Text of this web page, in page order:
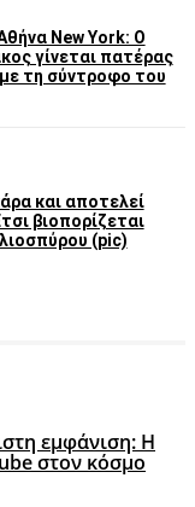
New York: Ο
γίνεται πατέρας
τη σύντροφο του
και αποτελεί
βιοπορίζεται
(pic)
εμφάνιση: Η
στον κόσμο